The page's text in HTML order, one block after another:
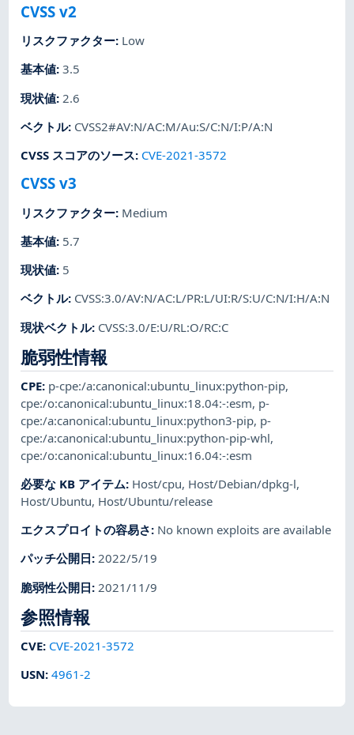
CVSS v2
リスクファクター: Low
基本値:3.5
現状値: 2.6
ベクトル: CVSS2#AV:N/AC:M/Au:S/C:N/I:P/A:N
CVSS スコアのソース: CVE-2021-3572
CVSS v3
リスクファクター: Medium
基本値: 5.7
現状値: 5
ベクトル: CVSS:3.0/AV:N/AC:L/PR:L/UI:R/S:U/C:N/I:H/A:N
現状ベクトル: CVSS:3.0/E:U/RL:O/RC:C
脆弱性情報
CPE: p-cpe:/a:canonical:ubuntu_linux:python-pip,
cpe:/o:canonical:ubuntu_linux:18.04:-:esm, p-
cpe:/a:canonical:ubuntu_linux:python3-pip, p-
cpe:/a:canonical:ubuntu_linux:python-pip-whl,
cpe:/o:canonical:ubuntu_linux:16.04:-:esm
必要な KB アイテム: Host/cpu, Host/Debian/dpkg-l,
Host/Ubuntu, Host/Ubuntu/release
エクスプロイトの容易さ: No known exploits are available
パッチ公開日:2022/5/19
脆弱性公開日: 2021/11/9
参照情報
CVE: CVE-2021-3572
USN:4961-2